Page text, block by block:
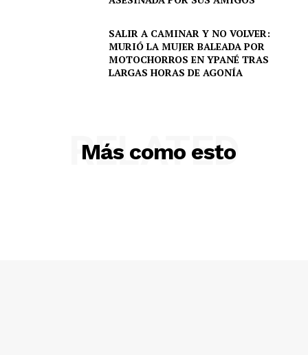
SALIR A CAMINAR Y NO VOLVER:
MURIÓ LA MUJER BALEADA POR
MOTOCHORROS EN YPANÉ TRAS
LARGAS HORAS DE AGONÍA
Más como esto
RELATED